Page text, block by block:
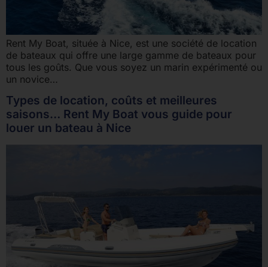
Rent My Boat, située à Nice, est une société de location
de bateaux qui offre une large gamme de bateaux pour
tous les goûts. Que vous soyez un marin expérimenté ou
un novice…
Types de location, coûts et meilleures
saisons… Rent My Boat vous guide pour
louer un bateau à Nice